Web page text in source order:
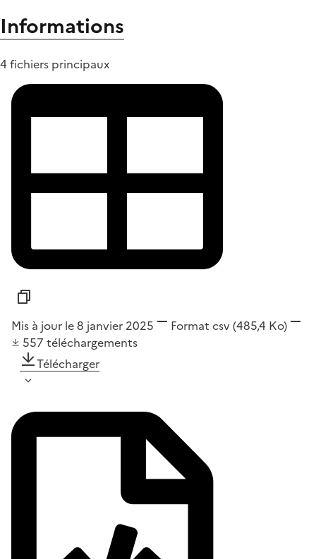
Informations
4 fichiers principaux
Mis à jour le 8 janvier 2025 Format csv(485,4 Ko)
557 téléchargements
Télécharger